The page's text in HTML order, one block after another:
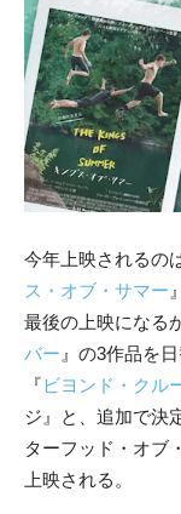
今年上映されるの
ス・オブ・サマー
最後の上映になる
バー 』の3作品を
『 ビヨンド・クル
ジ』と、追加で決
ターフッド・オブ
上映される。